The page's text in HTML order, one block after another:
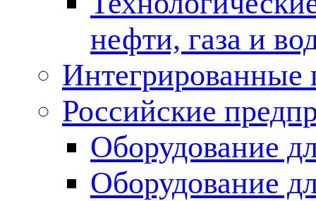
нефти, газа и
Российские
Оборудование
Оборудование